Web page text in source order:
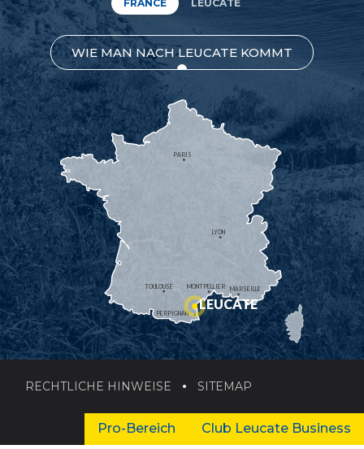
FRANCE LEUCATE
WIE MAN NACH LEUCATE KOMMT
MONTPELLIER
PERPIGNAN
MARSEILLE
TOULOUSE
LYON
PARIS
LEUCATE
RECHTLICHE HINWEISE SITEMAP
Pro-Bereich Club Leucate Business